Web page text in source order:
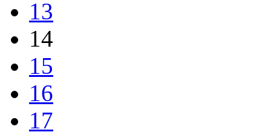
13
14
15
16
17